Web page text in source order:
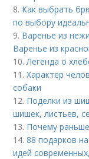
8. Как выбрать
по выбору
9. Варенье из
Варенье из
10.Легенда о
11.Характер
собаки
12. Поделки из
шишек, листьев,
13. Почему
14.88 подарков
идей